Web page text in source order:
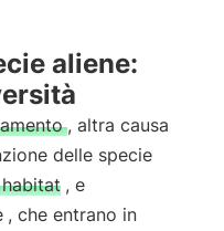
aliene:
, altra causa
delle specie
habitat , e
, che entrano in